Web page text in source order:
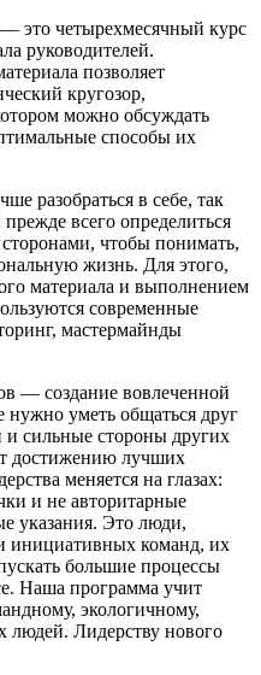
​это четырехмесячный курс
руководителей.
позволяет
кругозор,
можно обсуждать
способы их
разобраться в себе, так
всего определиться
чтобы понимать,
жизнь. Для этого,
материала и выполнением
современные
мастермайнды
— ​создание вовлеченной
уметь общаться друг
и сильные стороны других
достижению лучших
меняется на глазах:
и не авторитарные
указания. Это люди,
инициативных команд, их
большие процессы
Наша программа учит
экологичному,
Лидерству нового